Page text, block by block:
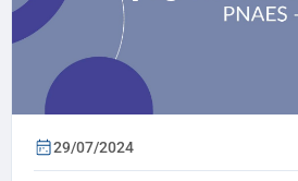
29/07/2024